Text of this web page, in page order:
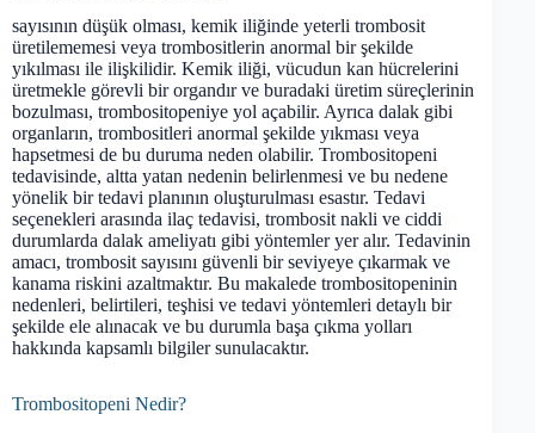
sayısının düşük olması, kemik iliğinde yeterli trombosit
üretilememesi veya trombositlerin anormal bir şekilde
yıkılması ile ilişkilidir. Kemik iliği, vücudun kan hücrelerini
üretmekle görevli bir organdır ve buradaki üretim süreçlerinin
bozulması, trombositopeniye yol açabilir. Ayrıca dalak gibi
organların, trombositleri anormal şekilde yıkması veya
hapsetmesi de bu duruma neden olabilir. Trombositopeni
tedavisinde, altta yatan nedenin belirlenmesi ve bu nedene
yönelik bir tedavi planının oluşturulması esastır. Tedavi
seçenekleri arasında ilaç tedavisi, trombosit nakli ve ciddi
durumlarda dalak ameliyatı gibi yöntemler yer alır. Tedavinin
amacı, trombosit sayısını güvenli bir seviyeye çıkarmak ve
kanama riskini azaltmaktır. Bu makalede trombositopeninin
nedenleri, belirtileri, teşhisi ve tedavi yöntemleri detaylı bir
şekilde ele alınacak ve bu durumla başa çıkma yolları
hakkında kapsamlı bilgiler sunulacaktır.
Trombositopeni Nedir?